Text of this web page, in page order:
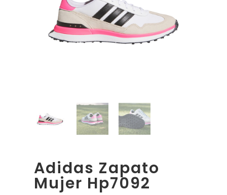
Adidas Zapato
Mujer Hp7092